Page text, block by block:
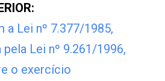
a Lei nº 7.377/1985,
Lei nº 9.261/1996,
o exercício